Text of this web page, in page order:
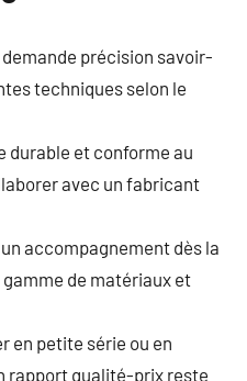
précision savoir-
techniques selon le
durable et conforme au
avec un fabricant
accompagnement dès la
de matériaux et
en petite série ou en
rapport qualité-prix reste